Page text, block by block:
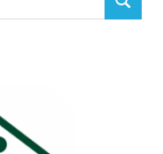
BUSCAR